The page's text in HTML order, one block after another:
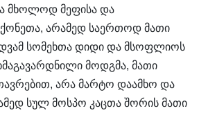
მხოლოდ მეფისა და
არამედ საერთოდ მათი
სომეხთა დიდი და მსოფლიოს
მოდგმა, მათი
არა მარტო დაამხო და
სულ მოსპო კაცთა შორის მათი